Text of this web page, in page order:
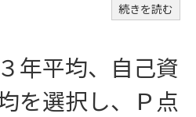
続きを読む
年平均、自己資
を選択し、Ｐ点